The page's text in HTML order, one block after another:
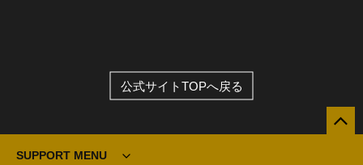
公式サイトTOPへ戻る
SUPPORT MENU